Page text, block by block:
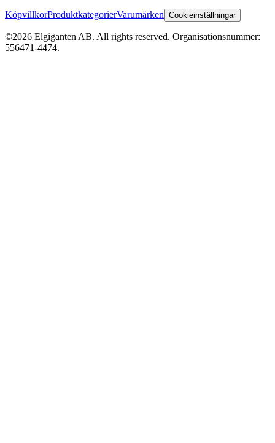
KöpvillkorProduktkategorierVarumärken Cookieinställningar
©2026 Elgiganten AB. All rights reserved. Organisationsnummer:
556471-4474.